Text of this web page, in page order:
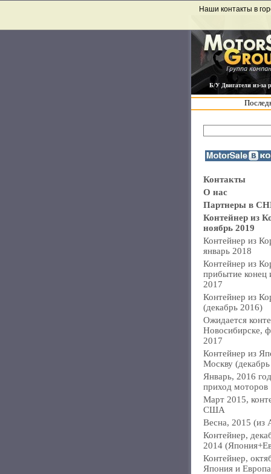
Б/У Двигатели из-за
Наши контакты в
Контакты
О нас
Партнеры в
Контейнер из
ноябрь 2019
Контейнер из
январь 2018
Контейнер из
прибытие конец
2017
Контейнер из
(декабрь 2016)
Ожидается
Новосибирске,
2017
Контейнер из
Москву
Январь, 2016
приход моторов
Март 2015,
США
Весна, 2015 (из
Контейнер,
2014
Контейнер,
Япония и